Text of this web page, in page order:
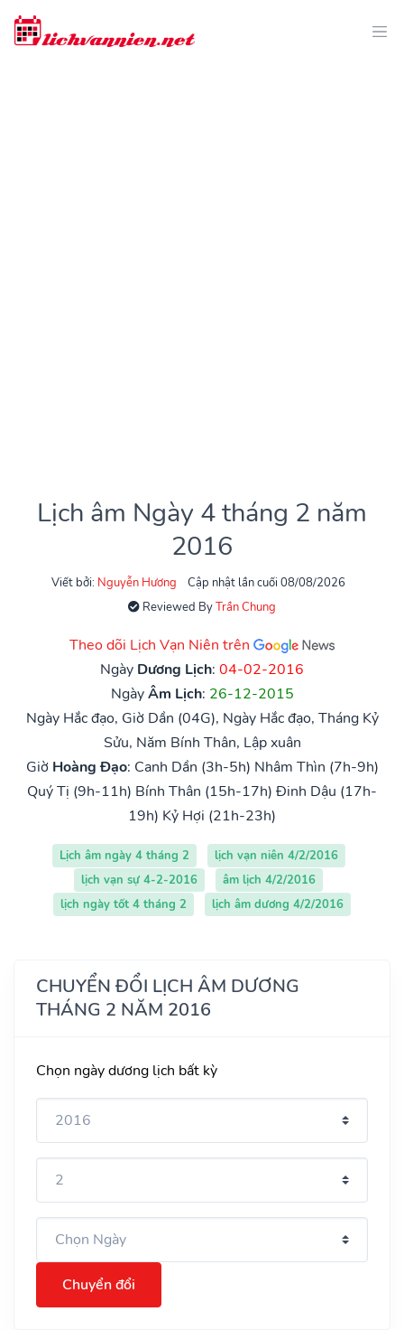
Lịch âm Ngày 4 tháng 2 năm
2016
Viết bởi: Nguyễn Hương
Cập nhật lần cuối 08/08/2026
Reviewed ByTrần Chung
Theo dõi Lịch Vạn Niên trên
Ngày Dương Lịch: 04-02-2016
NgàyÂm Lịch: 26-12-2015
Ngày Hắc đạo, Giờ Dần (04G), Ngày Hắc đạo, Tháng Kỷ
Sửu, Năm Bính Thân, Lập xuân
Giờ Hoàng Đạo: Canh Dần (3h-5h) Nhâm Thìn (7h-9h)
Quý Tị (9h-11h) Bính Thân (15h-17h) Đinh Dậu (17h-
19h) Kỷ Hợi (21h-23h)
Lịch âm ngày 4 tháng 2
lịch vạn niên 4/2/2016
lịch vạn sự 4-2-2016
âm lịch 4/2/2016
lịch ngày tốt 4 tháng 2
lịch âm dương 4/2/2016
CHUYỂN ĐỔI LỊCH ÂM DƯƠNG
THÁNG 2 NĂM 2016
Chọn ngày dương lịch bất kỳ
Chuyển đổi